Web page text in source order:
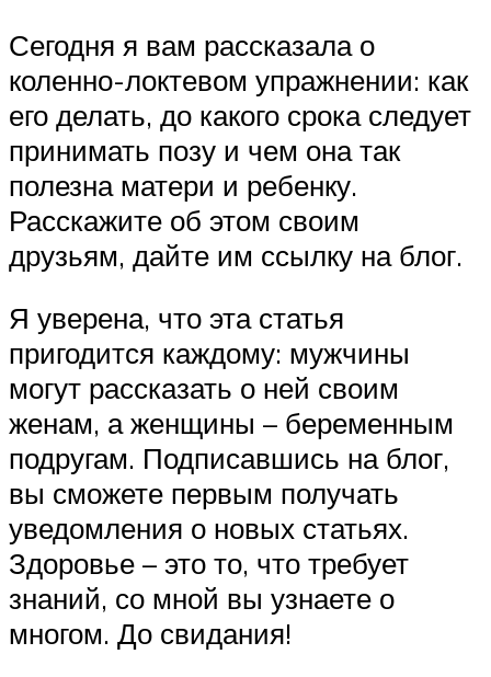
Сегодня я вам рассказала о
коленно-локтевом упражнении: как
его делать, до какого срока следует
принимать позу и чем она так
полезна матери и ребенку.
Расскажите об этом своим
друзьям, дайте им ссылку на блог.
Я уверена, что эта статья
пригодится каждому: мужчины
могут рассказать о ней своим
женам, а женщины – беременным
подругам. Подписавшись на блог,
вы сможете первым получать
уведомления о новых статьях.
Здоровье – это то, что требует
знаний, со мной вы узнаете о
многом. До свидания!